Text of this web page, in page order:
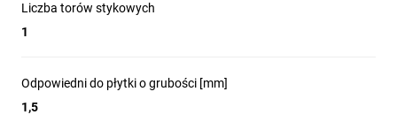
Liczba torów stykowych
1
Odpowiedni do płytki o grubości [mm]
1,5